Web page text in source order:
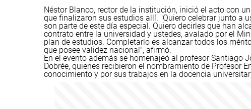
Néstor Blanco, rector de la institución, inició el acto con
que finalizaron sus estudios allí. "Quiero celebrar junto a
son parte de este día especial. Quiero decirles que han
contrato entre la universidad y ustedes, avalado por el
plan de estudios. Completarlo es alcanzar todos los
que posee validez nacional", afirmó.
En el evento además se homenajeó al profesor Santiago
Dobrée, quienes recibieron el nombramiento de Profesor
conocimiento y por sus trabajos en la docencia